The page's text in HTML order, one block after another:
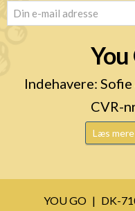
email (Påkrævet)
You
Indehavere:
CVR-
Læs mere
YOU GO DK-